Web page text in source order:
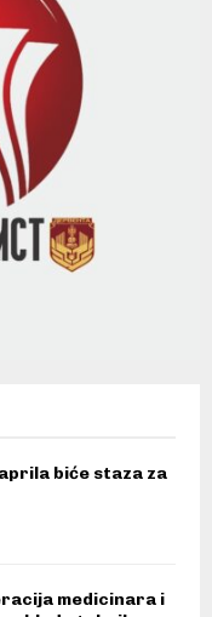
biće staza za
medicinara i